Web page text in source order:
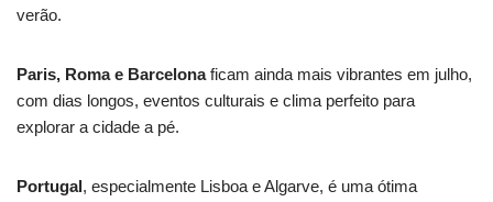
verão.
Paris, Roma e Barcelonaficam ainda mais vibrantes em julho,
com dias longos, eventos culturais e clima perfeito para
explorar a cidade a pé.
Portugal, especialmente Lisboa e Algarve, é uma ótima